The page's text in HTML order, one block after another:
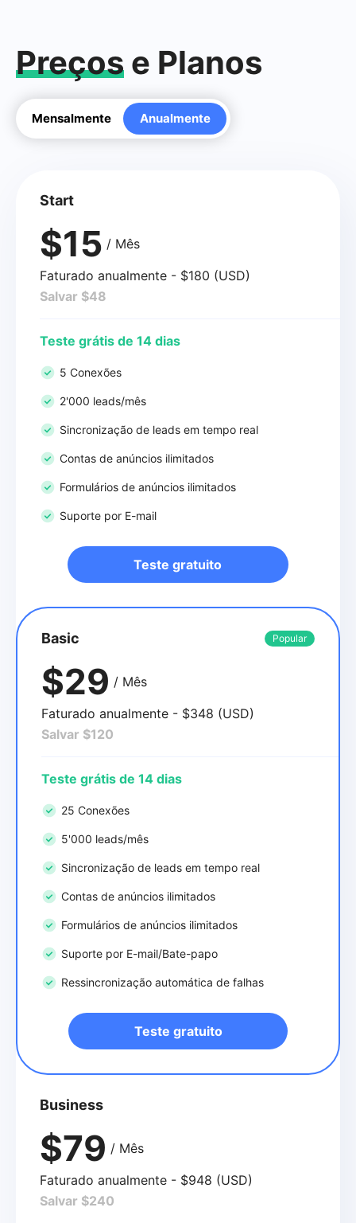
Preços e Planos
Mensalmente Anualmente
Start
$15 / Mês
Faturado anualmente - $180 (USD)
Salvar $48
Teste grátis de 14 dias
5 Conexões
2'000 leads/mês
Sincronização de leads em tempo real
Contas de anúncios ilimitados
Formulários de anúncios ilimitados
Suporte por E-mail
Teste gratuito
Basic Popular
$29 / Mês
Faturado anualmente - $348 (USD)
Salvar $120
Teste grátis de 14 dias
25 Conexões
5'000 leads/mês
Sincronização de leads em tempo real
Contas de anúncios ilimitados
Formulários de anúncios ilimitados
Suporte por E-mail/Bate-papo
Ressincronização automática de falhas
Teste gratuito
Business
$79 / Mês
Faturado anualmente - $948 (USD)
Salvar $240